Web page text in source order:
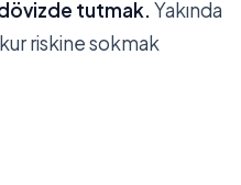
dövizde tutmak. Yakında
riskine sokmak